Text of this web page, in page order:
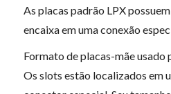
As placas padrão LPX
encaixa em uma conexão
Formato de placas-mãe usado
Os slots estão localizados em